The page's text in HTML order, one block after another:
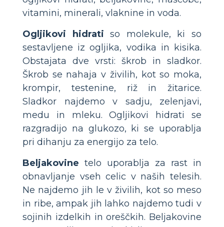
vitamini, minerali, vlaknine in voda.
Ogljikovi hidrati so molekule, ki so
sestavljene iz ogljika, vodika in kisika.
Obstajata dve vrsti: škrob in sladkor.
Škrob se nahaja v živilih, kot so moka,
krompir, testenine, riž in žitarice.
Sladkor najdemo v sadju, zelenjavi,
medu in mleku. Ogljikovi hidrati se
razgradijo na glukozo, ki se uporablja
pri dihanju za energijo za telo.
Beljakovine telo uporablja za rast in
obnavljanje vseh celic v naših telesih.
Ne najdemo jih le v živilih, kot so meso
in ribe, ampak jih lahko najdemo tudi v
sojinih izdelkih in oreščkih. Beljakovine